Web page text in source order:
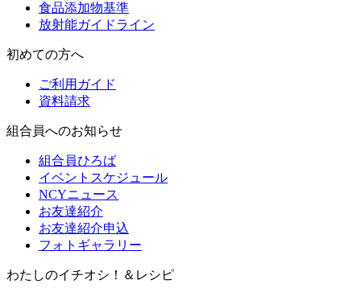
食品添加物基準
放射能ガイドライン
初めての方へ
ご利用ガイド
資料請求
組合員へのお知らせ
組合員ひろば
イベントスケジュール
NCYニュース
お友達紹介
お友達紹介申込
フォトギャラリー
わたしのイチオシ！＆レシピ